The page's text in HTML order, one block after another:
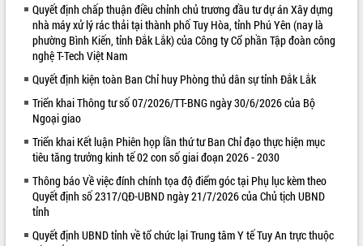
Khám bệnh, cấp phát thuốc miễn phí
và tặng quà người dân xã Cư Pui
Hội nghị UBND tỉnh Đắk Lắk thường kỳ
tháng 7/2026
Lễ truy tặng danh hiệu “Bà Mẹ Việt
Nam Anh hùng” và trao Huân chương
UBND tỉnh Đắk Lắk triển khai nhiệm
vụ 6 tháng cuối năm 2026
Kỳ họp thứ Hai, Hội đồng nhân dân
ALBUM ẢNH
Quyết định chấp thuận điều chỉnh chủ trương đầu tư dự án Xây dựng
nhà máy xử lý rác thải tại thành phố Tuy Hòa, tỉnh Phú Yên (nay là
phường Bình Kiến, tỉnh Đắk Lắk) của Công ty Cổ phần Tập đoàn công
nghệ T-Tech Việt Nam
Quyết định kiện toàn Ban Chỉ huy Phòng thủ dân sự tỉnh Đắk Lắk
Triển khai Thông tư số 07/2026/TT-BNG ngày 30/6/2026 của Bộ
Ngoại giao
Triển khai Kết luận Phiên họp lần thứ tư Ban Chỉ đạo thực hiện mục
tiêu tăng trưởng kinh tế 02 con số giai đoạn 2026 - 2030
Thông báo Về việc đính chính tọa độ điểm góc tại Phụ lục kèm theo
Quyết định số 2317/QĐ-UBND ngày 21/7/2026 của Chủ tịch UBND
tỉnh
Quyết định UBND tỉnh về tổ chức lại Trung tâm Y tế Tuy An trực thuộc